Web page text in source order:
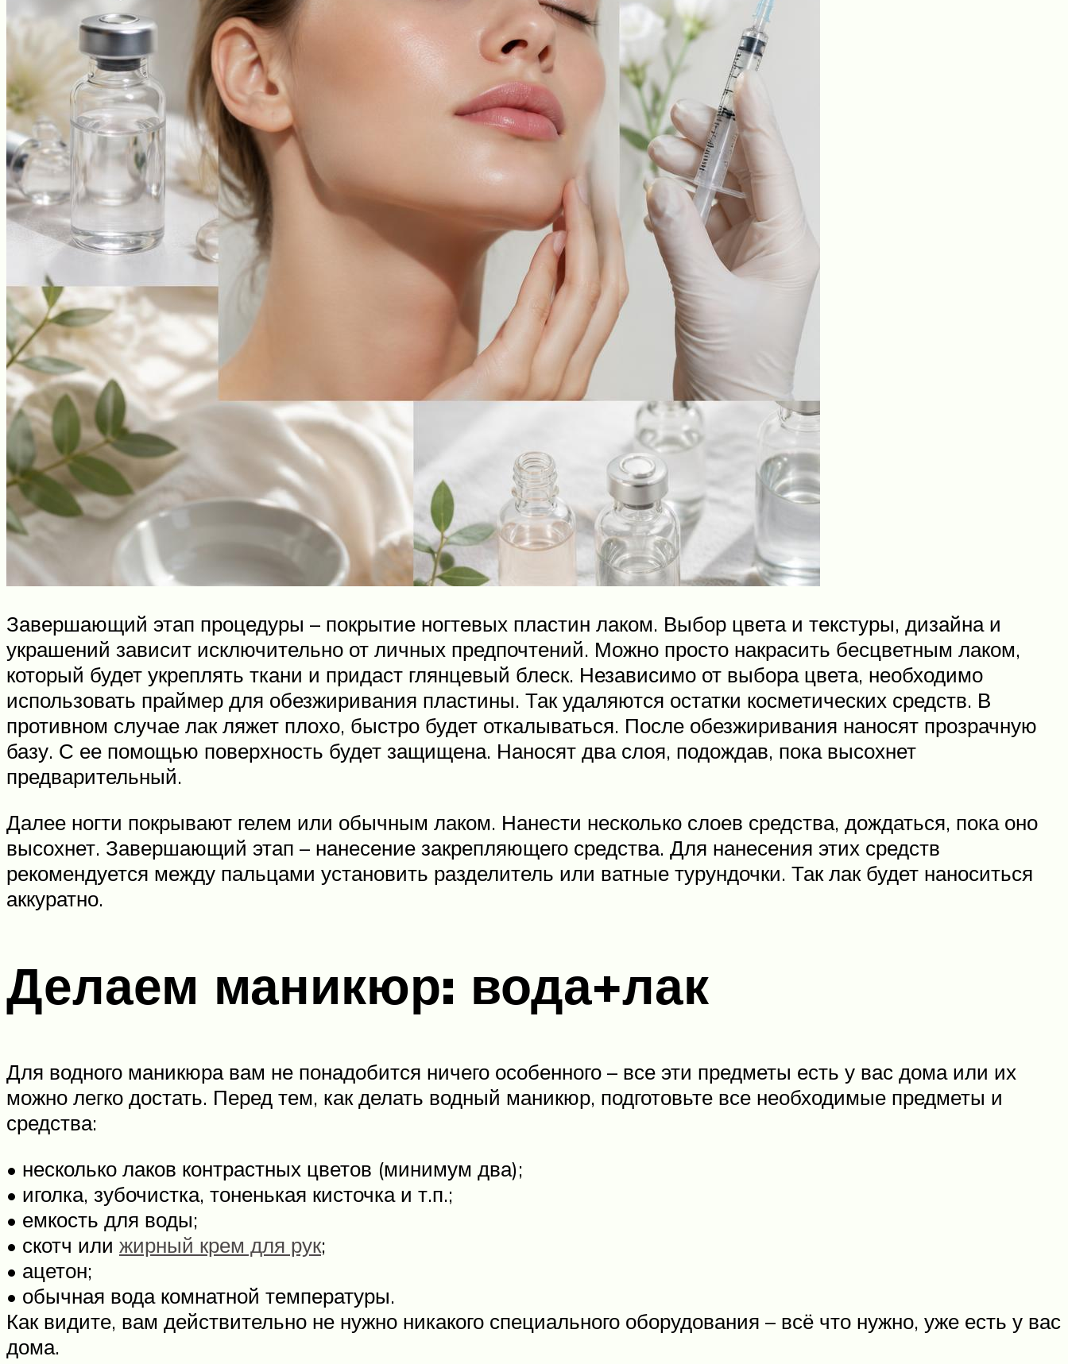
Завершающий этап процедуры – покрытие ногтевых пластин лаком. Выбор цвета и текстуры, дизайна и
украшений зависит исключительно от личных предпочтений. Можно просто накрасить бесцветным лаком,
который будет укреплять ткани и придаст глянцевый блеск. Независимо от выбора цвета, необходимо
использовать праймер для обезжиривания пластины. Так удаляются остатки косметических средств. В
противном случае лак ляжет плохо, быстро будет откалываться. После обезжиривания наносят прозрачную
базу. С ее помощью поверхность будет защищена. Наносят два слоя, подождав, пока высохнет
предварительный.
Далее ногти покрывают гелем или обычным лаком. Нанести несколько слоев средства, дождаться, пока оно
высохнет. Завершающий этап – нанесение закрепляющего средства. Для нанесения этих средств
рекомендуется между пальцами установить разделитель или ватные турундочки. Так лак будет наноситься
аккуратно.
Делаем маникюр: вода+лак
Для водного маникюра вам не понадобится ничего особенного – все эти предметы есть у вас дома или их
можно легко достать. Перед тем, как делать водный маникюр, подготовьте все необходимые предметы и
средства:
• несколько лаков контрастных цветов (минимум два);
• иголка, зубочистка, тоненькая кисточка и т.п.;
• емкость для воды;
• скотч или жирный крем для рук;
• ацетон;
• обычная вода комнатной температуры.
Как видите, вам действительно не нужно никакого специального оборудования – всё что нужно, уже есть у вас
дома.